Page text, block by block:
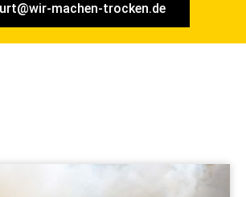
machen-trocken.de